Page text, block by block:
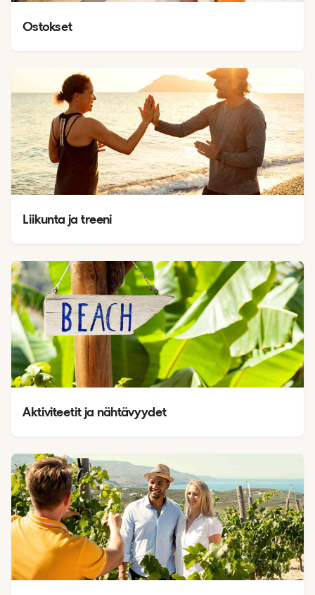
Ostokset
Liikunta ja treeni
Aktiviteetit ja nähtävyydet